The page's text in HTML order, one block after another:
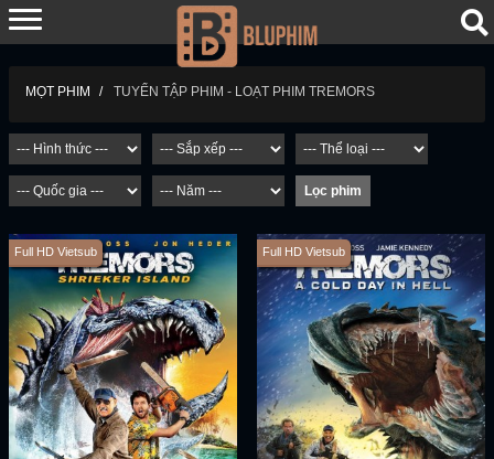
MỌT PHIM TUYỂN TẬP PHIM - LOẠT PHIM TREMORS
Full HD Vietsub Full HD Vietsub